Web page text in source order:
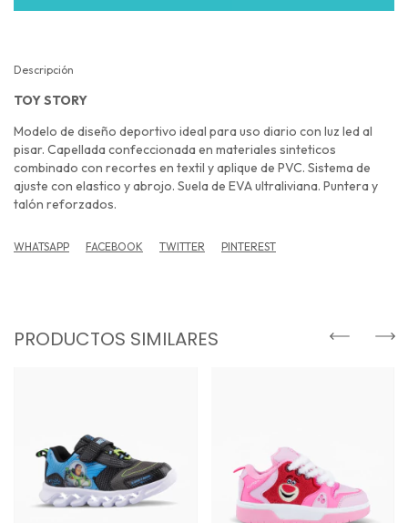
Descripción
TOY STORY
Modelo de diseño deportivo ideal para uso diario con luz led al
pisar. Capellada confeccionada en materiales sinteticos
combinado con recortes en textil y aplique de PVC. Sistema de
ajuste con elastico y abrojo. Suela de EVA ultraliviana. Puntera y
talón reforzados.
WHATSAPP FACEBOOK TWITTER PINTEREST
PRODUCTOS SIMILARES